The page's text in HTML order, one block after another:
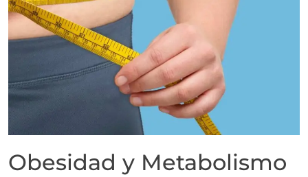
Obesidad y Metabolismo